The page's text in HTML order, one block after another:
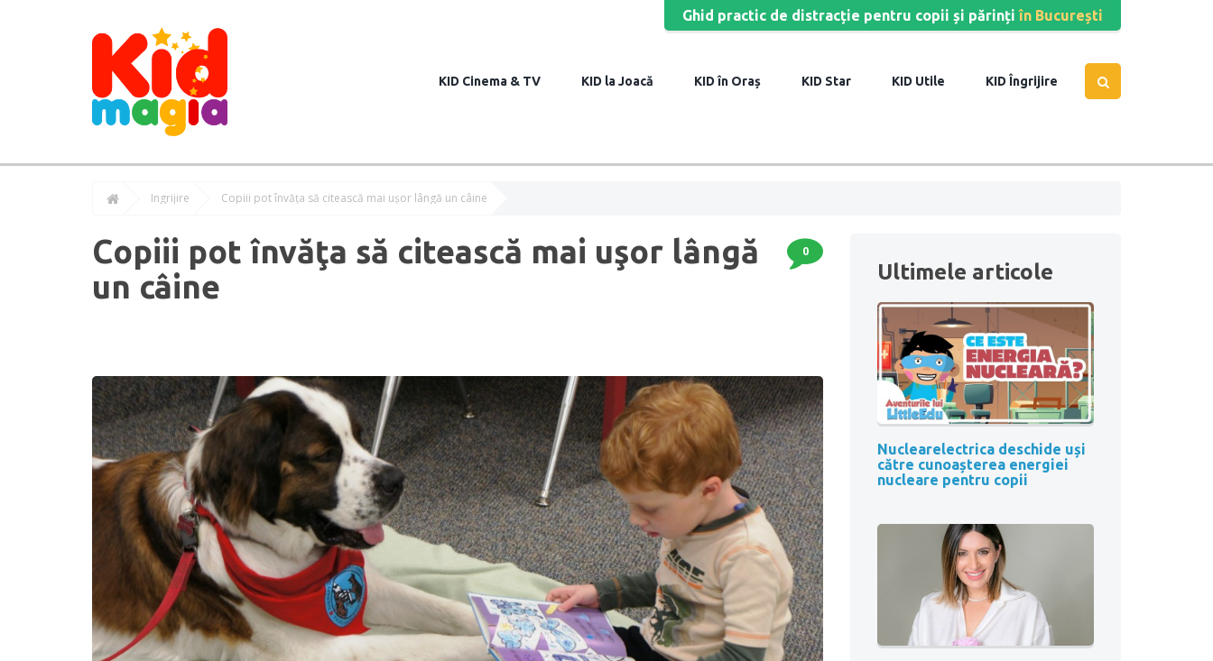
Ghid practic de distracție pentru copii și părinți în București
Cinema & TV la Joacă în Oraș Star Utile Îngrijire
Îngrijire Copiii pot învăţa să citească mai uşor lângă un câine
Copiii pot învăţa să citească mai uşor lângă
un câine
0
Ultimele articole
Nuclearelectrica deschide uși
către cunoașterea energiei
nucleare pentru copii